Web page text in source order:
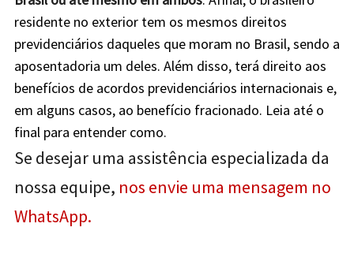
residente no exterior tem os mesmos direitos
previdenciários daqueles que moram no Brasil, sendo a
aposentadoria um deles. Além disso, terá direito aos
benefícios de acordos previdenciários internacionais e,
em alguns casos, ao benefício fracionado. Leia até o
final para entender como.
Se desejar uma assistência especializada da
nossa equipe, nos envie uma mensagem no
WhatsApp.